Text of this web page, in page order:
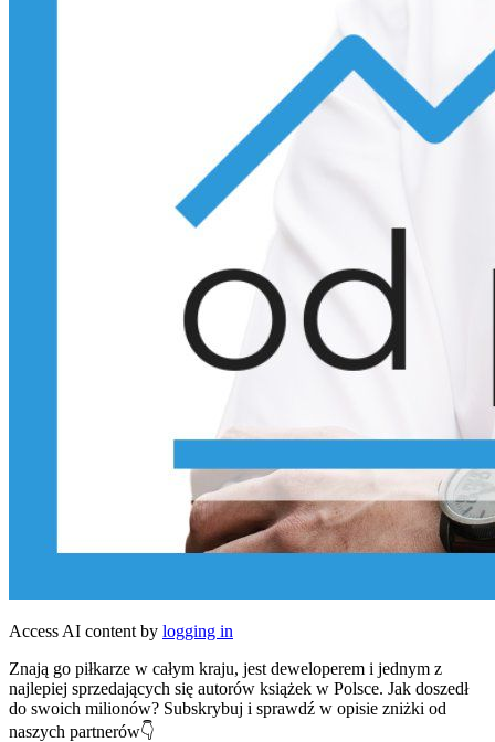
Access AI content by logging in
Znają go piłkarze w całym kraju, jest deweloperem i jednym z
najlepiej sprzedających się autorów książek w Polsce. Jak doszedł
do swoich milionów? Subskrybuj i sprawdź w opisie zniżki od
naszych partnerów👇